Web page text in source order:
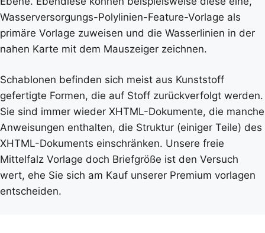
Wasserversorgungs-Polylinien-Feature-Vorlage als
primäre Vorlage zuweisen und die Wasserlinien in der
nahen Karte mit dem Mauszeiger zeichnen.
Schablonen befinden sich meist aus Kunststoff
gefertigte Formen, die auf Stoff zurückverfolgt werden.
Sie sind immer wieder XHTML-Dokumente, die manche
Anweisungen enthalten, die Struktur (einiger Teile) des
XHTML-Dokuments einschränken. Unsere freie
Mittelfalz Vorlage doch Briefgröße ist den Versuch
wert, ehe Sie sich am Kauf unserer Premium vorlagen
entscheiden.